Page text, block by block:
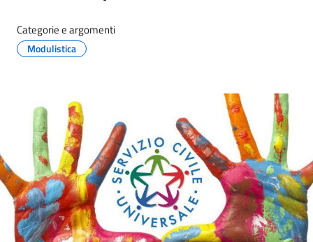
Categorie e argomenti
Modulistica